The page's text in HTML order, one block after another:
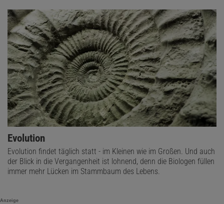
Evolution
Evolution findet täglich statt - im Kleinen wie im Großen. Und auch
der Blick in die Vergangenheit ist lohnend, denn die Biologen füllen
immer mehr Lücken im Stammbaum des Lebens.
Anzeige